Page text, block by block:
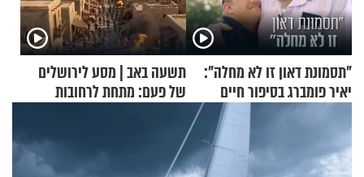
"תסמונת דאון זו לא מחלה":
יאיר פומברג בסיפור חיים
מעורר השראה
תשעה באב | מסע לירושלים
של פעם: מתחת לרחובות